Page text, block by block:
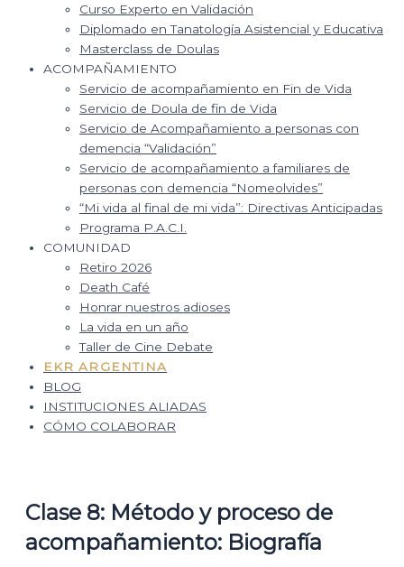
Curso Experto en Validación
Diplomado en Tanatología Asistencial y Educativa
Masterclass de Doulas
ACOMPAÑAMIENTO
Servicio de acompañamiento en Fin de Vida
Servicio de Doula de fin de Vida
Servicio de Acompañamiento a personas con
demencia “Validación”
Servicio de acompañamiento a familiares de
personas con demencia “Nomeolvides”
“Mi vida al final de mi vida”: Directivas Anticipadas
Programa P.A.C.I.
COMUNIDAD
Retiro 2026
Death Café
Honrar nuestros adioses
La vida en un año
Taller de Cine Debate
EKR ARGENTINA
BLOG
INSTITUCIONES ALIADAS
CÓMO COLABORAR
Clase 8: Método y proceso de
acompañamiento: Biografía